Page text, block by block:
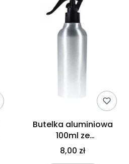
Butelka aluminiowa
100ml ze
spryskiwaczem
czarnym trigger
8,00 zł